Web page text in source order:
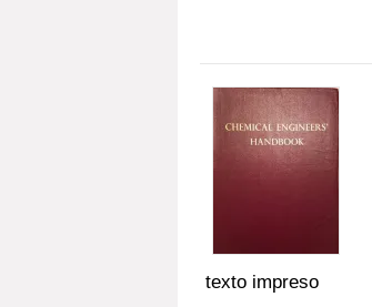
texto impreso